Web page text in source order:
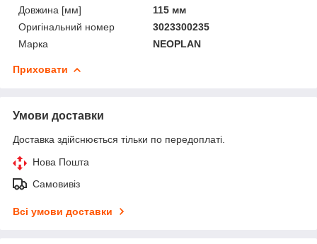
Довжина [мм]
115 мм
Оригінальний номер
3023300235
Марка
NEOPLAN
Приховати
Умови доставки
Доставка здійснюється тільки по передоплаті.
Нова Пошта
Самовивіз
Всі умови доставки